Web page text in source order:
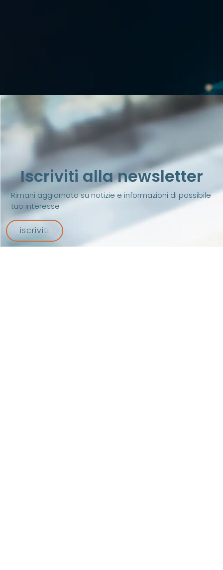
Iscriviti alla newsletter
Rimani aggiornato su notizie e informazioni di possibile
tuo interesse
iscriviti